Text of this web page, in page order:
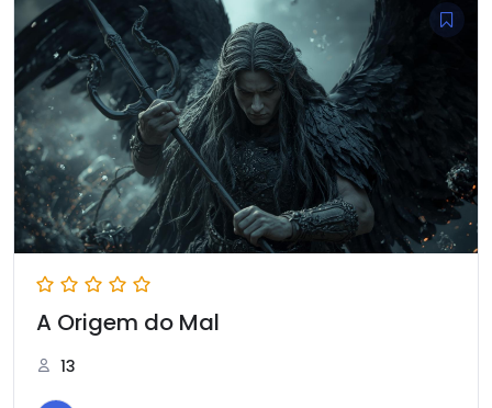
A Origem do Mal
13